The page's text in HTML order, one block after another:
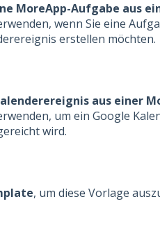
MoreApp-Aufgabe aus
wenn Sie eine
erstellen möchten.
aus einer
um ein Google
wird.
, um diese Vorlage